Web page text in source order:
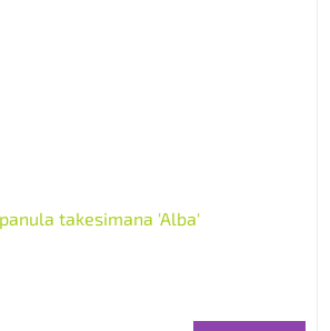
takesimana 'Alba'